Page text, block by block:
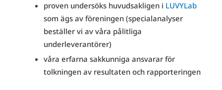
proven undersöks huvudsakligen i LUVYLab
som ägs av föreningen (specialanalyser
beställer vi av våra pålitliga
underleverantörer)
våra erfarna sakkunniga ansvarar för
tolkningen av resultaten och rapporteringen